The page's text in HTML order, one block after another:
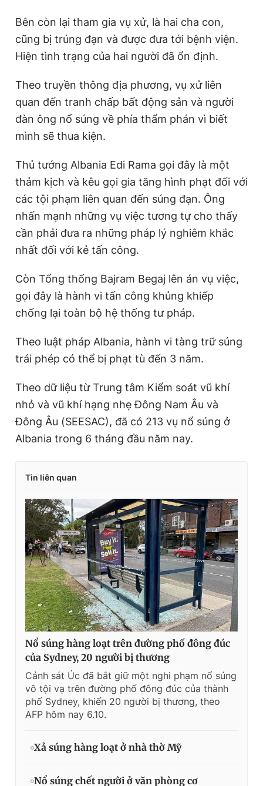
© 2003-2026 Bản quyền thuộc về Báo Thanh Niên. Cấm sao
chép dưới mọi hình thức nếu không có sự chấp thuận bằng văn
bản. Phát triển bởi ePi Technologies, JSC.
Bên còn lại tham gia vụ xử, là hai cha con,
cũng bị trúng đạn và được đưa tới bệnh viện.
Hiện tình trạng của hai người đã ổn định.
Theo truyền thông địa phương, vụ xử liên
quan đến tranh chấp bất động sản và người
đàn ông nổ súng về phía thẩm phán vì biết
mình sẽ thua kiện.
Thủ tướng Albania Edi Rama gọi đây là một
thảm kịch và kêu gọi gia tăng hình phạt đối với
các tội phạm liên quan đến súng đạn. Ông
nhấn mạnh những vụ việc tương tự cho thấy
cần phải đưa ra những pháp lý nghiêm khắc
nhất đối với kẻ tấn công.
Còn Tổng thống Bajram Begaj lên án vụ việc,
gọi đây là hành vi tấn công khủng khiếp
chống lại toàn bộ hệ thống tư pháp.
Theo luật pháp Albania, hành vi tàng trữ súng
trái phép có thể bị phạt tù đến 3 năm.
Theo dữ liệu từ Trung tâm Kiểm soát vũ khí
nhỏ và vũ khí hạng nhẹ Đông Nam Âu và
Đông Âu (SEESAC), đã có 213 vụ nổ súng ở
Albania trong 6 tháng đầu năm nay.
Tin liên quan
Nổ súng hàng loạt trên đường phố đông đúc
của Sydney, 20 người bị thương
Cảnh sát Úc đã bắt giữ một nghi phạm nổ súng
vô tội vạ trên đường phố đông đúc của thành
phố Sydney, khiến 20 người bị thương, theo
AFP hôm nay 6.10.
Xả súng hàng loạt ở nhà thờ Mỹ
Nổ súng chết người ở văn phòng cơ